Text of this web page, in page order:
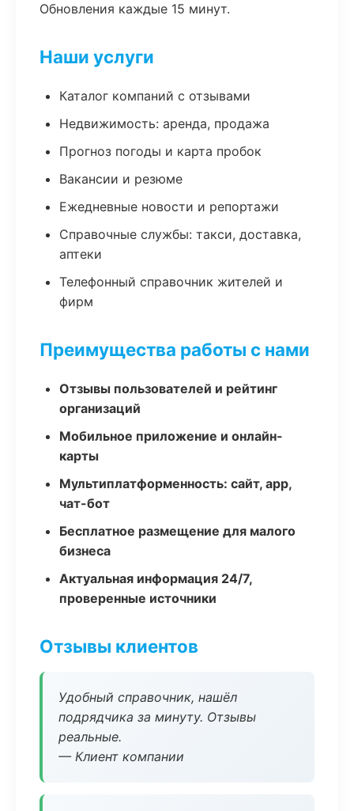
Обновления каждые 15 минут.
Наши услуги
Каталог компаний с отзывами
Недвижимость: аренда, продажа
Прогноз погоды и карта пробок
Вакансии и резюме
Ежедневные новости и репортажи
Справочные службы: такси, доставка,
аптеки
Телефонный справочник жителей и
фирм
Преимущества работы с нами
Отзывы пользователей и рейтинг
организаций
Мобильное приложение и онлайн-
карты
Мультиплатформенность: сайт, app,
чат-бот
Бесплатное размещение для малого
бизнеса
Актуальная информация 24/7,
проверенные источники
Отзывы клиентов
Удобный справочник, нашёл
подрядчика за минуту. Отзывы
реальные.
— Клиент компании